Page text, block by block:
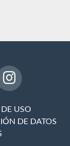
USO
DE DATOS